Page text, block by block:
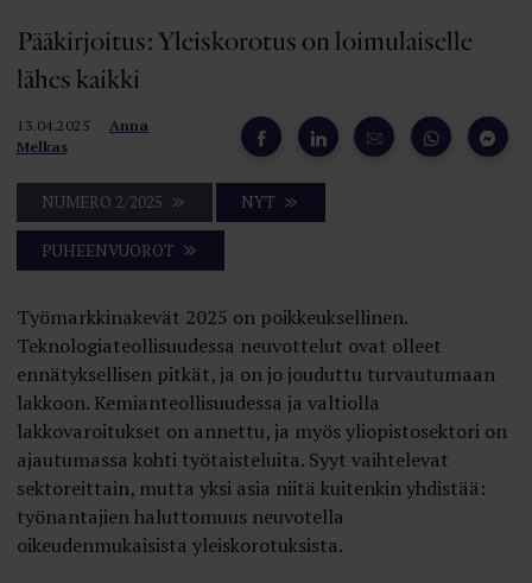
Pääkirjoitus: Yleiskorotus on loimulaiselle
lähes kaikki
13.04.2025
Anna
Melkas
NUMERO 2/2025 NYT
PUHEENVUOROT
Työmarkkinakevät 2025 on poikkeuksellinen.
Teknologiateollisuudessa neuvottelut ovat olleet
ennätyksellisen pitkät, ja on jo jouduttu turvautumaan
lakkoon. Kemianteollisuudessa ja valtiolla
lakkovaroitukset on annettu, ja myös yliopistosektori on
ajautumassa kohti työtaisteluita. Syyt vaihtelevat
sektoreittain, mutta yksi asia niitä kuitenkin yhdistää:
työnantajien haluttomuus neuvotella
oikeudenmukaisista yleiskorotuksista.